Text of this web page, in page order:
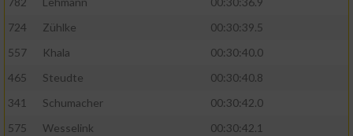
724
Zühlke
00:30:39.5
557
Khala
00:30:40.0
465
Steudte
00:30:40.8
341
Schumacher
00:30:42.0
575
Wesselink
00:30:42.1